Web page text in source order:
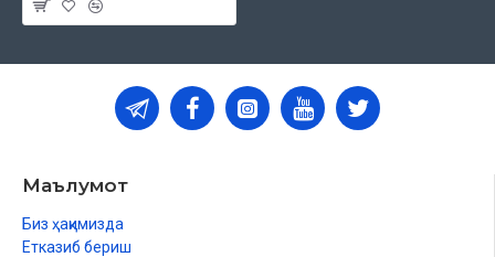
Маълумот
Биз ҳақимизда
Етказиб бериш